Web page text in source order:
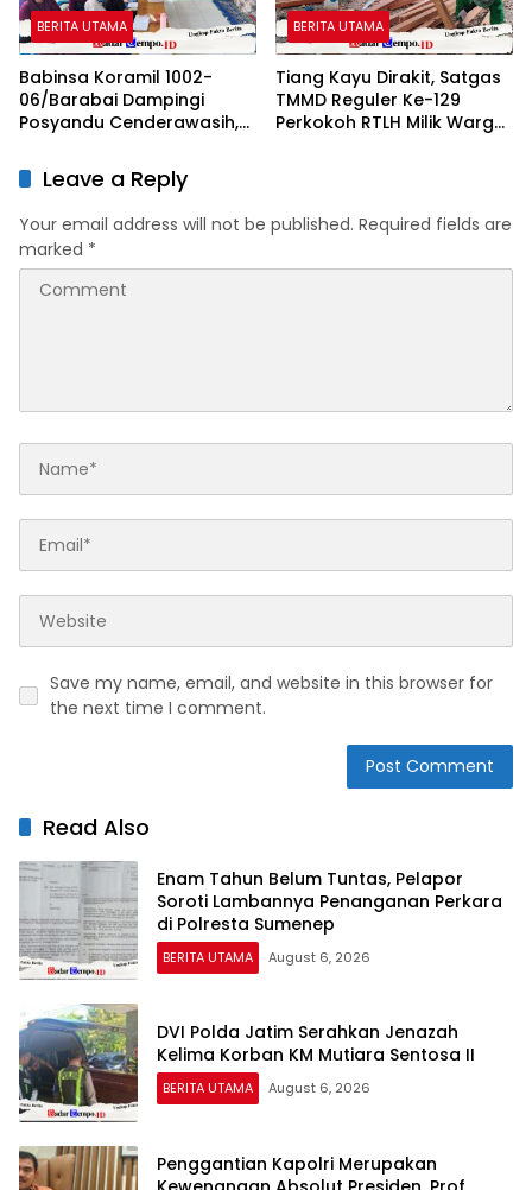
BERITA UTAMA
Babinsa Koramil 1002-
06/Barabai Dampingi
Posyandu Cenderawasih,
Stunting
BERITA UTAMA
Tiang Kayu Dirakit, Satgas
TMMD Reguler Ke-129
Perkokoh RTLH Milik Warga
Leave a Reply
Your email address will not be published. Required fields are
marked *
Save my name, email, and website in this browser for
the next time I comment.
Read Also
Enam Tahun Belum Tuntas, Pelapor
Soroti Lambannya Penanganan Perkara
di Polresta Sumenep
BERITA UTAMA August 6, 2026
DVI Polda Jatim Serahkan Jenazah
Kelima Korban KM Mutiara Sentosa II
BERITA UTAMA August 6, 2026
Penggantian Kapolri Merupakan